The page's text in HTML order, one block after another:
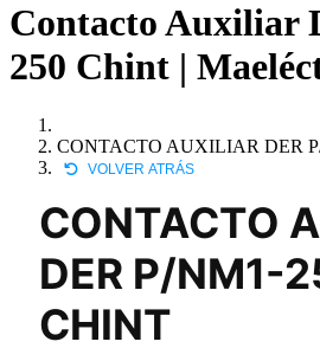
Contacto Auxiliar
250 Chint |
CONTACTO AUXILIAR DER
VOLVER ATRÁS
CONTACTO
DER P/NM1-
CHINT